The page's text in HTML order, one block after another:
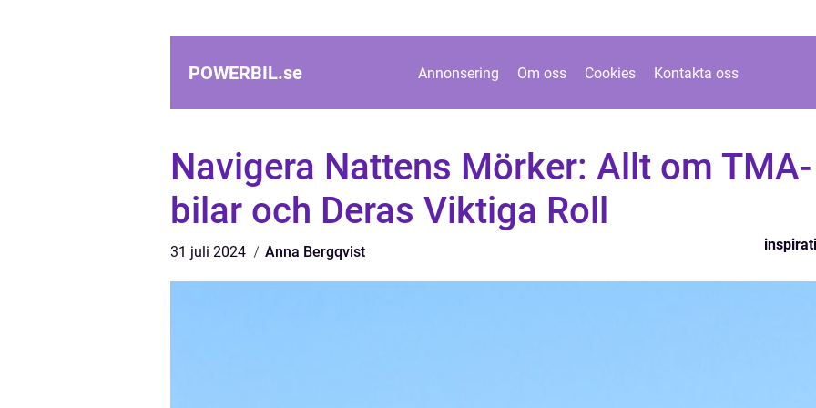
POWERBIL.se Annonsering Om oss Cookies Kontakta oss
Navigera Nattens Mörker: Allt om TMA-
bilar och Deras Viktiga Roll
31 juli 2024 Anna Bergqvist